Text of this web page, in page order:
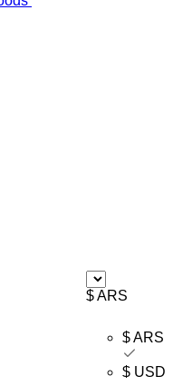
$ ARS
$ ARS
$ USD